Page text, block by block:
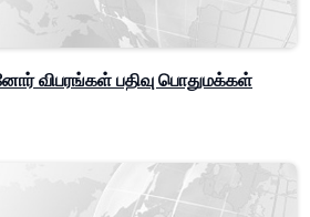
விபரங்கள் பதிவு பொதுமக்கள்